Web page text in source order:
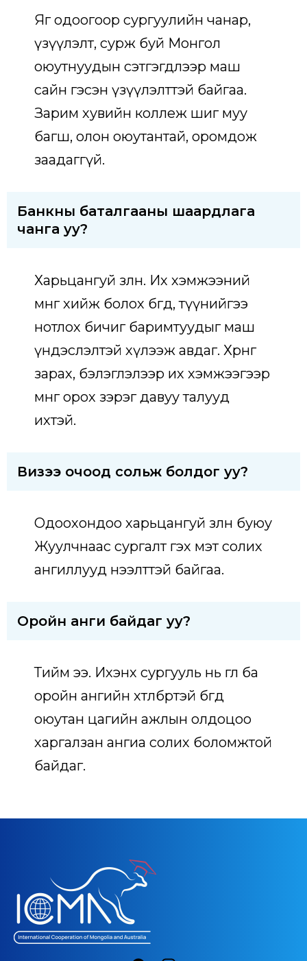
Яг одоогоор сургуулийн чанар,
үзүүлэлт, сурж буй Монгол
оюутнуудын сэтгэгдлээр маш
сайн гэсэн үзүүлэлттэй байгаа.
Зарим хувийн коллеж шиг муу
багш, олон оюутантай, оромдож
заадаггүй.
Банкны баталгааны шаардлага
чанга уу?
Харьцангуй зөөлөн. Их хэмжээний
мөнгө хийж болох бөгөөд, түүнийгээ
нотлох бичиг баримтуудыг маш
үндэслэлтэй хүлээж авдаг. Хөрөнгө
зарах, бэлэглэлээр их хэмжээгээр
мөнгө орох зэрэг давуу талууд
ихтэй.
Визээ очоод сольж болдог уу?
Одоохондоо харьцангуй зөөлөн буюу
Жуулчнаас сургалт гэх мэт солих
ангиллууд нээлттэй байгаа.
Оройн анги байдаг уу?
Тийм ээ. Ихэнх сургууль нь өглөө ба
оройн ангийн хөтөлбөртэй бөгөөд
оюутан цагийн ажлын олдоцоо
харгалзан ангиа солих боломжтой
байдаг.